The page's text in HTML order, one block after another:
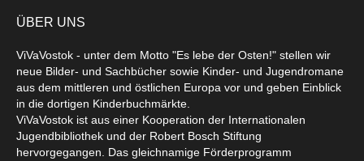
ÜBER UNS
ViVaVostok - unter dem Motto "Es lebe der Osten!" stellen wir
neue Bilder- und Sachbücher sowie Kinder- und Jugendromane
aus dem mittleren und östlichen Europa vor und geben Einblick
in die dortigen Kinderbuchmärkte.
ViVaVostok ist aus einer Kooperation der Internationalen
Jugendbibliothek und der Robert Bosch Stiftung
hervorgegangen. Das gleichnamige Förderprogramm